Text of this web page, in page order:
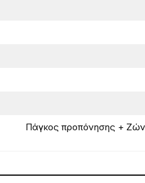
Πάγκος προπόνησης +